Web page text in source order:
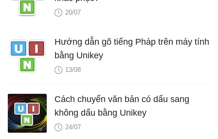
20/07
Hướng dẫn gõ tiếng Pháp trên máy tính
bằng Unikey
13/08
Cách chuyển văn bản có dấu sang
không dấu bằng Unikey
24/07